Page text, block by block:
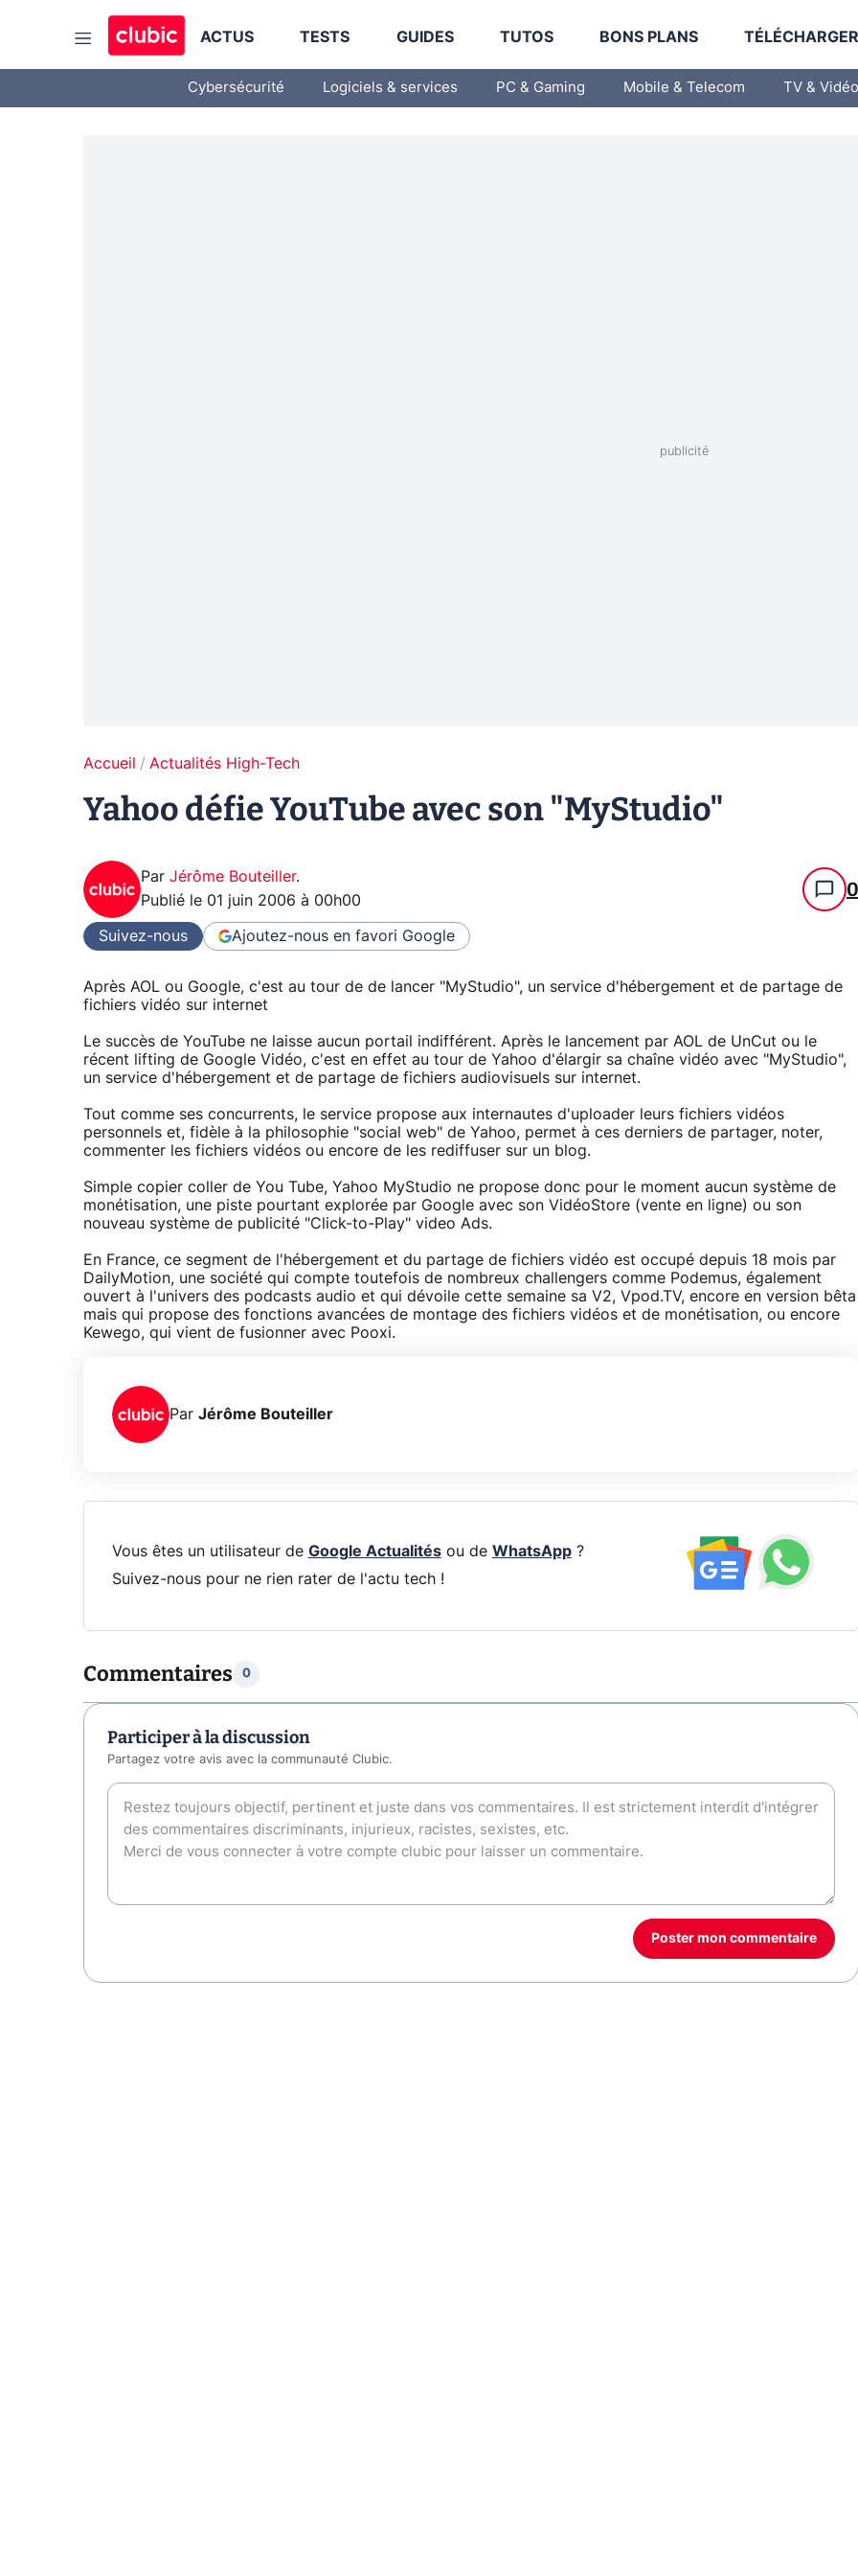
ACTUS TESTS GUIDES TUTOS BONS PLANS
Cybersécurité Logiciels & services PC & Gaming Mobile & Telecom TV & Vidéo
Accueil Actualités High-Tech
Yahoo défie YouTube avec son "MyStudio"
Par Jérôme Bouteiller.
Publié le 01 juin 2006 à 00h00 0
Suivez-nous Ajoutez-nous en favori Google
Après AOL ou Google, c'est au tour de de lancer "MyStudio", un service d'hébergement et de partage de
fichiers vidéo sur internet
Le succès de YouTube ne laisse aucun portail indifférent. Après le lancement par AOL de UnCut ou le
récent lifting de Google Vidéo, c'est en effet au tour de Yahoo d'élargir sa chaîne vidéo avec "MyStudio",
un service d'hébergement et de partage de fichiers audiovisuels sur internet.
Tout comme ses concurrents, le service propose aux internautes d'uploader leurs fichiers vidéos
personnels et, fidèle à la philosophie "social web" de Yahoo, permet à ces derniers de partager, noter,
commenter les fichiers vidéos ou encore de les rediffuser sur un blog.
Simple copier coller de You Tube, Yahoo MyStudio ne propose donc pour le moment aucun système de
monétisation, une piste pourtant explorée par Google avec son VidéoStore (vente en ligne) ou son
nouveau système de publicité "Click-to-Play" video Ads.
En France, ce segment de l'hébergement et du partage de fichiers vidéo est occupé depuis 18 mois par
DailyMotion, une société qui compte toutefois de nombreux challengers comme Podemus, également
ouvert à l'univers des podcasts audio et qui dévoile cette semaine sa V2, Vpod.TV, encore en version bêta
mais qui propose des fonctions avancées de montage des fichiers vidéos et de monétisation, ou encore
Kewego, qui vient de fusionner avec Pooxi.
Par Jérôme Bouteiller
Vous êtes un utilisateur de Google Actualitésou de WhatsApp?
Suivez-nous pour ne rien rater de l'actu tech !
Commentaires 0
Participer à la discussion
Partagez votre avis avec la communauté Clubic.
Poster mon commentaire